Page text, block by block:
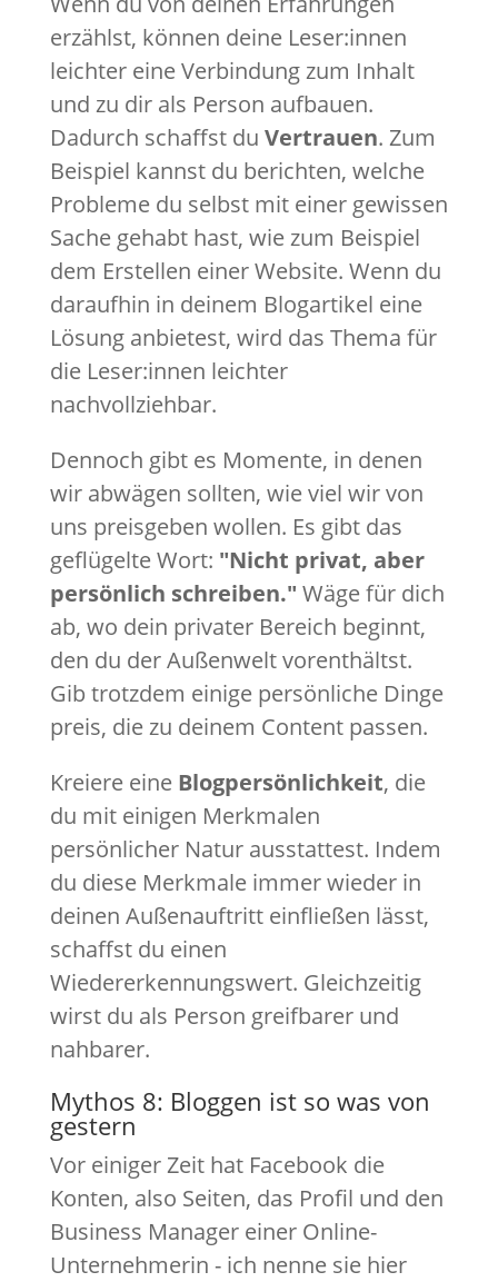
erzählst, können deine Leser:innen
leichter eine Verbindung zum Inhalt
und zu dir als Person aufbauen.
Dadurch schaffst du Vertrauen. Zum
Beispiel kannst du berichten, welche
Probleme du selbst mit einer gewissen
Sache gehabt hast, wie zum Beispiel
dem Erstellen einer Website. Wenn du
daraufhin in deinem Blogartikel eine
Lösung anbietest, wird das Thema für
die Leser:innen leichter
nachvollziehbar.
Dennoch gibt es Momente, in denen
wir abwägen sollten, wie viel wir von
uns preisgeben wollen. Es gibt das
geflügelte Wort: "Nicht privat, aber
persönlich schreiben." Wäge für dich
ab, wo dein privater Bereich beginnt,
den du der Außenwelt vorenthältst.
Gib trotzdem einige persönliche Dinge
preis, die zu deinem Content passen.
Kreiere eine Blogpersönlichkeit, die
du mit einigen Merkmalen
persönlicher Natur ausstattest. Indem
du diese Merkmale immer wieder in
deinen Außenauftritt einfließen lässt,
schaffst du einen
Wiedererkennungswert. Gleichzeitig
wirst du als Person greifbarer und
nahbarer.
Mythos 8: Bloggen ist so was von
gestern
Vor einiger Zeit hat Facebook die
Konten, also Seiten, das Profil und den
Business Manager einer Online-
Unternehmerin - ich nenne sie hier